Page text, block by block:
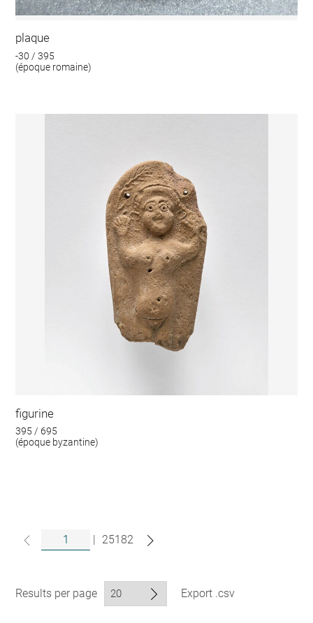
plaque
-30 / 395
(époque romaine)
figurine
395 / 695
(époque byzantine)
| 25182
Results per page Export .csv